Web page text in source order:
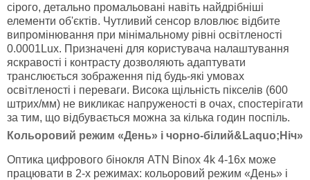
сірого, детально промальовані навіть найдрібніші
елементи об'єктів. Чутливий сенсор вловлює відбите
випромінювання при мінімальному рівні освітленості
0.0001Lux. Призначені для користувача налаштування
яскравості і контрасту дозволяють адаптувати
транслюється зображення під будь-які умовах
освітленості і переваги. Висока щільність пікселів (600
штрих/мм) не викликає напруженості в очах, спостерігати
за тим, що відбувається можна за кілька годин поспіль.
Кольоровий режим «День» і чорно-білий&Laquo;Ніч»
Оптика цифрового бінокля ATN Binox 4k 4-16x може
працювати в 2-х режимах: кольоровий режим «День» і